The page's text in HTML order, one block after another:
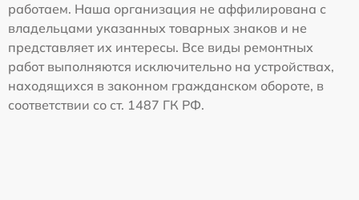
работаем. Наша организация не аффилирована с
владельцами указанных товарных знаков и не
представляет их интересы. Все виды ремонтных
работ выполняются исключительно на устройствах,
находящихся в законном гражданском обороте, в
соответствии со ст. 1487 ГК РФ.